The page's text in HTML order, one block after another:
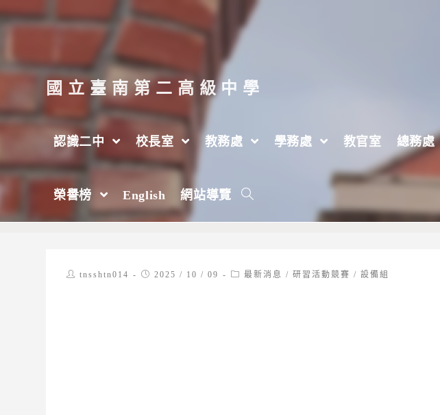
跳
至
要
內
容
國立臺南第二高級中學
認識二中 校長室 教務處 學務處 教官室 總務處
榮譽榜 English 網站導覽
「第22屆清華盃全國高級中學化學科能力競賽」應考重要提醒
2025 年 > 10 月 > 9 日
Posttnsshtn014
Post2025 / 10 / 09
Post最新消息 / 研習活動競賽 / 設備組